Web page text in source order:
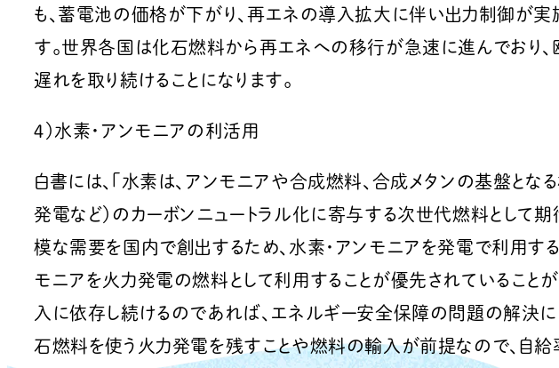
も、蓄電池の価格が下がり、再エネの導入拡大に伴い出力制御が
す。世界各国は化石燃料から再エネへの移行が急速に進んでおり、
遅れを取り続けることになります。
４）水素・アンモニアの利活用
白書には、「水素は、アンモニアや合成燃料、合成メタンの基盤とな
発電など）のカーボンニュートラル化に寄与する次世代燃料として期
模な需要を国内で創出するため、水素・アンモニアを発電で利用す
モニアを火力発電の燃料として利用することが優先されていること
入に依存し続けるのであれば、エネルギー安全保障の問題の解決
石燃料を使う火力発電を残すことや燃料の輸入が前提なので、自給